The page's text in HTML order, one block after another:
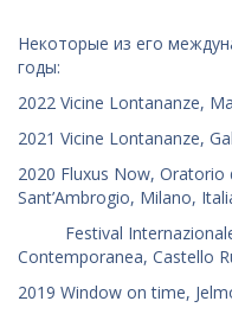
Некоторые из его
годы:
2022 Vicine Lontananze,
2021 Vicine Lontananze,
2020 Fluxus Now, Oratorio
Sant’Ambrogio, Milano,
Festival Internazionale
Contemporanea, Castello
2019 Window on time,